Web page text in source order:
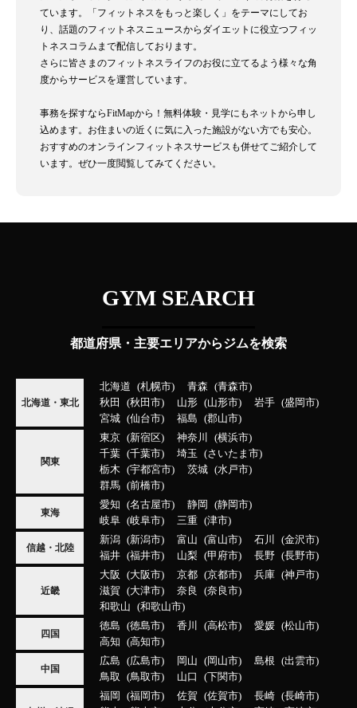
ています。「フィットネスをもっと楽しく」をテーマにしてお
り、話題のフィットネスニュースからダイエットに役立つフィッ
トネスコラムまで配信しております。
さらに皆さまのフィットネスライフのお役に立てるよう様々な角
度からサービスを運営しています。
事務を探すならFitMapから！無料体験・見学にもネットから申し
込めます。お住まいの近くに気に入った施設がない方でも安心。
おすすめのオンラインフィットネスサービスも併せてご紹介して
います。ぜひ一度閲覧してみてください。
GYM SEARCH
都道府県・主要エリアからジムを検索
北海道・東北
北海道 札幌市 青森
青森市
秋田
秋田市 山形 山形市 岩手
盛岡市
宮城
仙台市 福島 郡山市
関東
東京 新宿区 神奈川
横浜市
千葉
千葉市 埼玉
さいたま市
栃木
宇都宮市 茨城
水戸市
群馬
前橋市
東海
愛知 名古屋市 静岡
静岡市
岐阜
岐阜市 三重 津市
信越・北陸
新潟 新潟市 富山 富山市 石川
金沢市
福井
福井市 山梨 甲府市 長野 長野市
近畿
大阪 大阪市 京都 京都市 兵庫
神戸市
滋賀
大津市 奈良
奈良市
和歌山
和歌山市
四国
徳島 徳島市 香川 高松市 愛媛
松山市
高知
高知市
中国
広島 広島市 岡山 岡山市 島根
出雲市
鳥取
鳥取市 山口 下関市
福岡 福岡市 佐賀 佐賀市 長崎
長崎市